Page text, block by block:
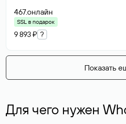
467.онлайн
SSL в подарок
9 893 ₽ ?
Показать
Для чего нужен